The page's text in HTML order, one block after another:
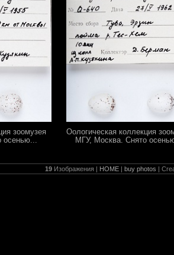
зоомузея
осенью...
Оологическая коллекция
МГУ, Москва. Снято
19 Изображения | HOME | buy photos |